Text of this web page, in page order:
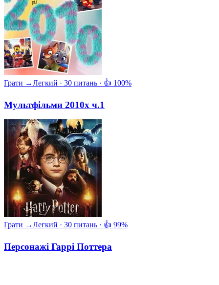
Грати →Легкий · 30 питань · 👍 100%
Мультфільми 2010х ч.1
Грати →Легкий · 30 питань · 👍 99%
Персонажі Гаррі Поттера